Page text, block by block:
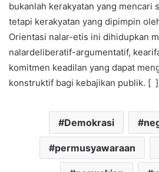
bukanlah kerakyatan yang mencari
tetapi kerakyatan yang dipimpin
Orientasi nalar-etis ini dihidupkan
nalardeliberatif-argumentatif,
komitmen keadilan yang dapat
konstruktif bagi kebajikan publik. [ ]
Demokrasi
permusyawaraan